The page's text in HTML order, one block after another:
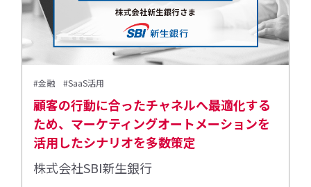
#金融 #SaaS活用
顧客の行動に合ったチャネルへ最適化する
ため、マーケティングオートメーションを
活用したシナリオを多数策定
株式会社SBI新生銀行